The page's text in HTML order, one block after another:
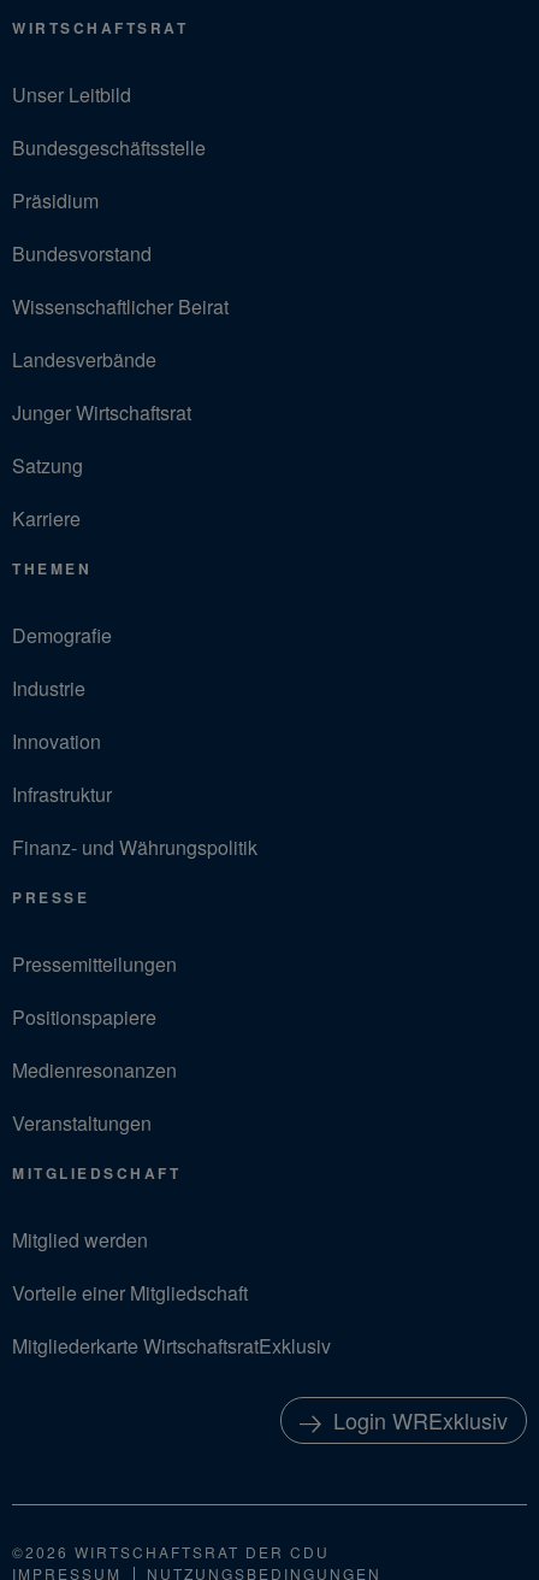
WIRTSCHAFTSRAT
Unser Leitbild
Bundesgeschäftsstelle
Präsidium
Bundesvorstand
Wissenschaftlicher Beirat
Landesverbände
Junger Wirtschaftsrat
Satzung
Karriere
THEMEN
Demografie
Industrie
Innovation
Infrastruktur
Finanz- und Währungspolitik
PRESSE
Pressemitteilungen
Positionspapiere
Medienresonanzen
Veranstaltungen
MITGLIEDSCHAFT
Mitglied werden
Vorteile einer Mitgliedschaft
Mitgliederkarte WirtschaftsratExklusiv
Login WRExklusiv
©2026 WIRTSCHAFTSRAT DER CDU
IMPRESSUM
NUTZUNGSBEDINGUNGEN